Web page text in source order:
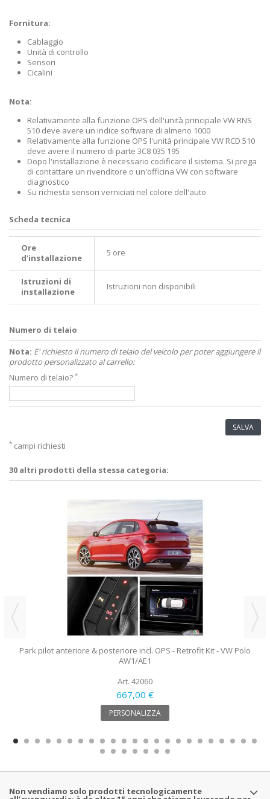
Fornitura:
Cablaggio
Unità di controllo
Sensori
Cicalini
Nota:
Relativamente alla funzione OPS dell'unità principale VW RNS
510 deve avere un indice software di almeno 1000
Relativamente alla funzione OPS l'unità principale VW RCD 510
deve avere il numero di parte 3C8 035 195
Dopo l'installazione è necessario codificare il sistema. Si prega
di contattare un rivenditore o un'officina VW con software
diagnostico
Su richiesta sensori verniciati nel colore dell'auto
Scheda tecnica
Ore
d'installazione
5 ore
Istruzioni di
installazione
Istruzioni non disponibili
Numero di telaio
Nota: E' richiesto il numero di telaio del veicolo per poter aggiungere il
prodotto personalizzato al carrello:
Numero di telaio? *
SALVA
* campi richiesti
30 altri prodotti della stessa categoria:
Park pilot anteriore & posteriore incl. OPS - Retrofit Kit - VW Polo
AW1/AE1
Art. 42060
667,00 €
PERSONALIZZA
Non vendiamo solo prodotti tecnologicamente